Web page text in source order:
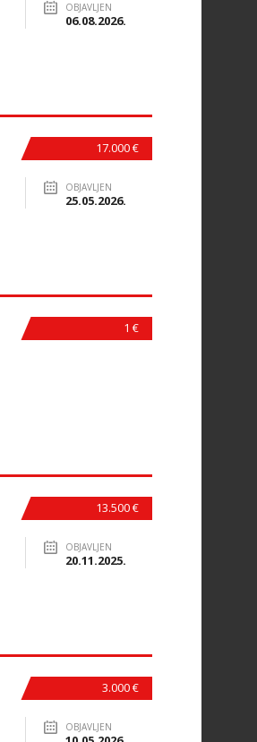
OBJAVLJEN
06.08.2026.
17.000 €
OBJAVLJEN
25.05.2026.
1 €
13.500 €
OBJAVLJEN
20.11.2025.
3.000 €
OBJAVLJEN